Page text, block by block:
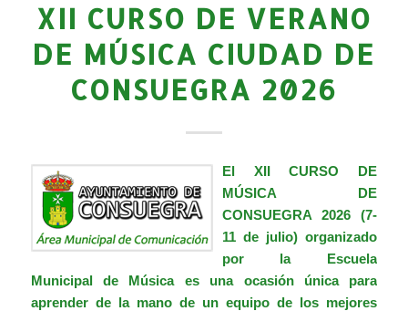
XII CURSO DE VERANO
DE MÚSICA CIUDAD DE
CONSUEGRA 2026
El XII CURSO DE
MÚSICA DE
CONSUEGRA 2026 (7-
11 de julio) organizado
por la Escuela
Municipal de Música es una ocasión única para
aprender de la mano de un equipo de los mejores